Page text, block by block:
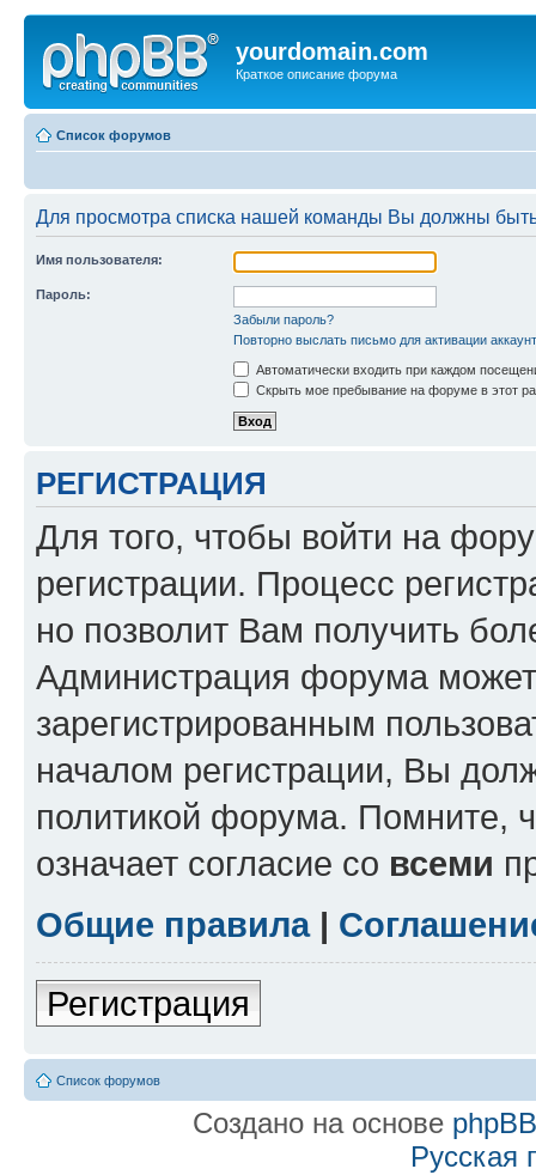
yourdomain.com
Краткое описание форума
Список форумов
Для просмотра списка нашей команды Вы должны
Имя пользователя:
Пароль:
Забыли пароль?
Повторно выслать письмо для активации
Автоматически входить при каждом
Скрыть мое пребывание на форуме в этот
РЕГИСТРАЦИЯ
Для того, чтобы войти на
регистрации. Процесс
но позволит Вам получить
Администрация форума может
зарегистрированным
началом регистрации, Вы
политикой форума. Помните,
означает согласие со всеми
Общие правила|
Регистрация
Список форумов
Создано на основе phpBB
Русская